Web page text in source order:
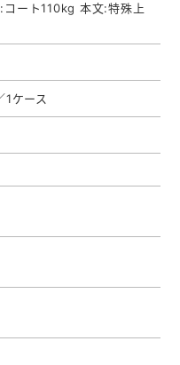
コート110kg 本文:特殊上
ケース